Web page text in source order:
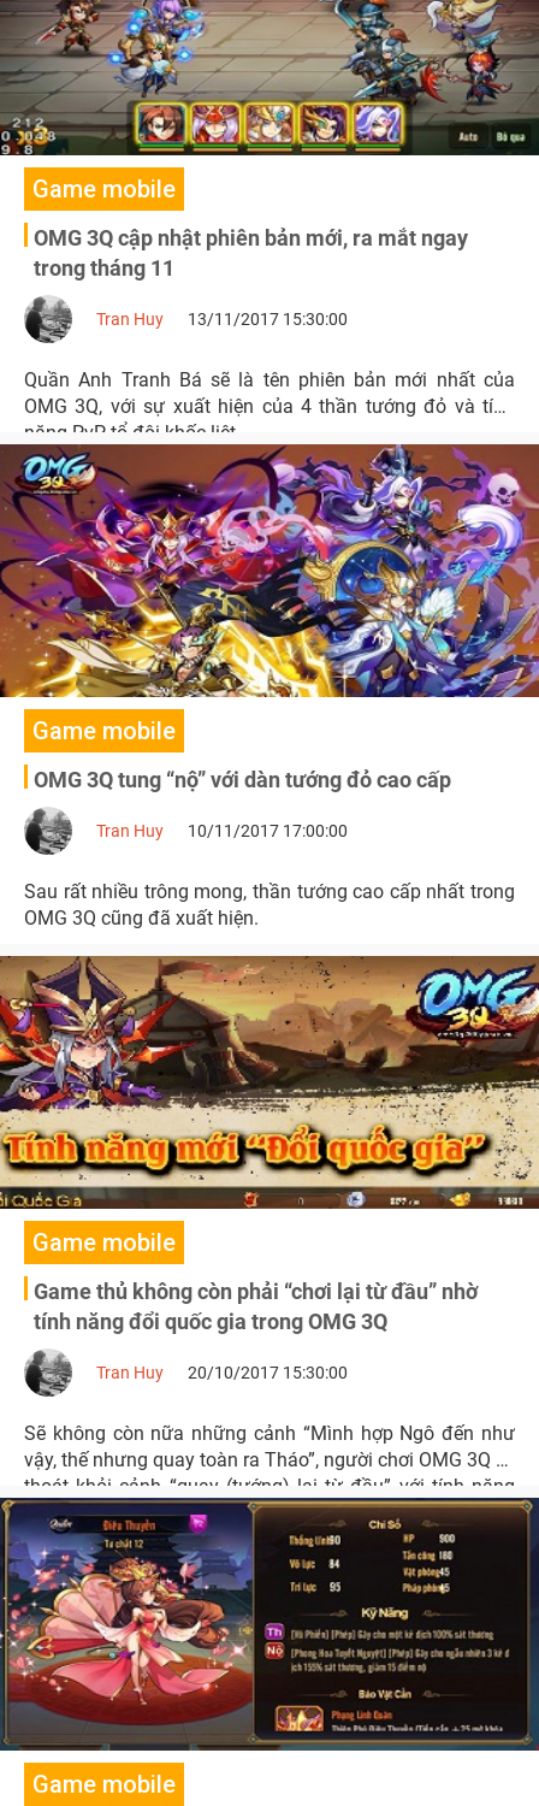
Game mobile
OMG 3Q cập nhật phiên bản mới, ra mắt ngay
trong tháng 11
Tran Huy 13/11/2017 15:30:00
Quần Anh Tranh Bá sẽ là tên phiên bản mới nhất của
OMG 3Q, với sự xuất hiện của 4 thần tướng đỏ và tính
năng PvP tổ đội khốc liệt.
Game mobile
OMG 3Q tung “nộ” với dàn tướng đỏ cao cấp
Tran Huy 10/11/2017 17:00:00
Sau rất nhiều trông mong, thần tướng cao cấp nhất trong
OMG 3Q cũng đã xuất hiện.
Game mobile
Game thủ không còn phải “chơi lại từ đầu” nhờ
tính năng đổi quốc gia trong OMG 3Q
Tran Huy 20/10/2017 15:30:00
Sẽ không còn nữa những cảnh “Mình hợp Ngô đến như
vậy, thế nhưng quay toàn ra Tháo”, người chơi OMG 3Q sẽ
thoát khỏi cảnh “quay (tướng) lại từ đầu” với tính năng
đổi quốc gia vừa ra mắt.
Game mobile